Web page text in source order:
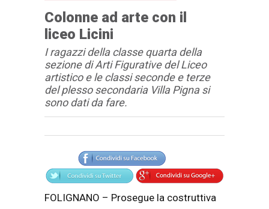
Colonne ad arte con il
liceo Licini
I ragazzi della classe quarta della
sezione di Arti Figurative del Liceo
artistico e le classi seconde e terze
del plesso secondaria Villa Pigna si
sono dati da fare.
Articolo
Testo articolo principale
FOLIGNANO – Prosegue la costruttiva